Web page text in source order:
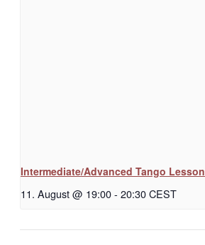
Intermediate/Advanced Tango Lesson
11. August @ 19:00- 20:30CEST